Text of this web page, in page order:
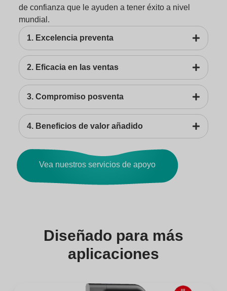
de confianza que le ayuden a tener éxito a nivel
mundial.
1. Excelencia preventa
2. Eficacia en las ventas
3. Compromiso posventa
4. Beneficios de valor añadido
Vea nuestros servicios de apoyo
Diseñado para más
aplicaciones